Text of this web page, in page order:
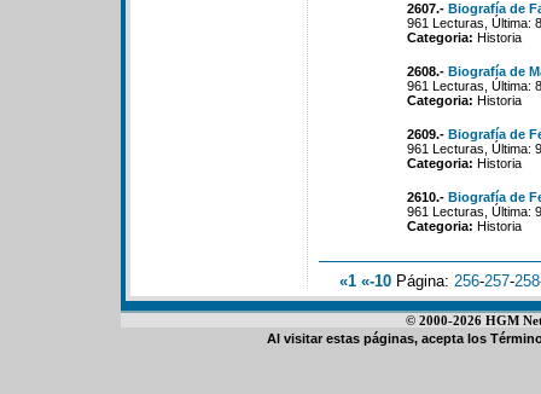
2607.- Biografía de
961 Lecturas, Última:
Categoria: Historia
2608.- Biografía de
961 Lecturas, Última:
Categoria: Historia
2609.- Biografía de
961 Lecturas, Última:
Categoria: Historia
2610.- Biografía de
961 Lecturas, Última:
Categoria: Historia
«1 «-10 Página: 256-257-258
© 2000-2026 HGM
Al visitar estas páginas, acepta los